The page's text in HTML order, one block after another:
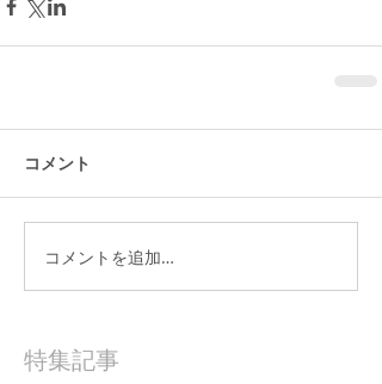
コメント
コメントを追加…
特集記事